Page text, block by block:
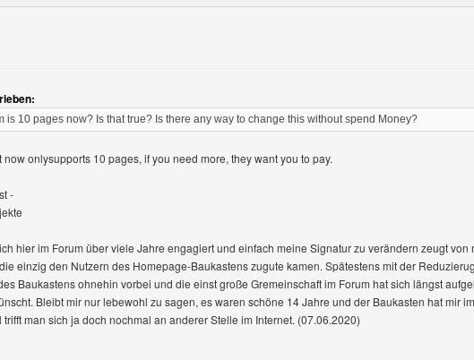
is 10 pages now? Is that true? Is there any way to change this without spend Money?
onlysupports 10 pages, if you need more, they want you to pay.
-
hier im Forum über viele Jahre engagiert und einfach meine Signatur zu verändern zeugt von
einzig den Nutzern des Homepage-Baukastens zugute kamen. Spätestens mit der
Baukastens ohnehin vorbei und die einst große Gremeinschaft im Forum hat sich längst
Bleibt mir nur lebewohl zu sagen, es waren schöne 14 Jahre und der Baukasten hat mir
man sich ja doch nochmal an anderer Stelle im Internet. (07.06.2020)